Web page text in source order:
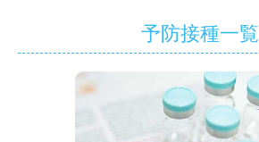
予防接種一覧